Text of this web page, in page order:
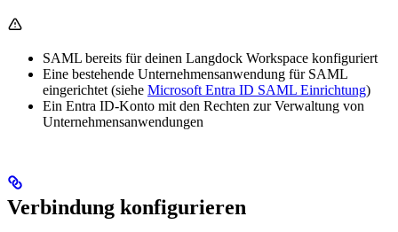
SAML bereits für deinen Langdock Workspace konfiguriert
Eine bestehende Unternehmensanwendung für SAML
eingerichtet (siehe Microsoft Entra ID SAML Einrichtung)
Ein Entra ID-Konto mit den Rechten zur Verwaltung von
Unternehmensanwendungen
Verbindung konfigurieren